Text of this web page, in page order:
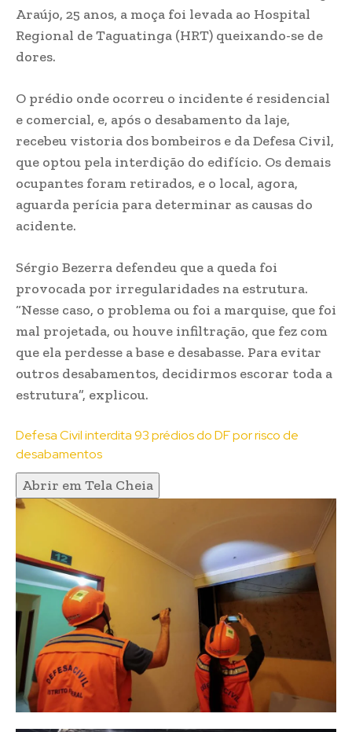
Araújo, 25 anos, a moça foi levada ao Hospital
Regional de Taguatinga (HRT) queixando-se de
dores.
O prédio onde ocorreu o incidente é residencial
e comercial, e, após o desabamento da laje,
recebeu vistoria dos bombeiros e da Defesa Civil,
que optou pela interdição do edifício. Os demais
ocupantes foram retirados, e o local, agora,
aguarda perícia para determinar as causas do
acidente.
Sérgio Bezerra defendeu que a queda foi
provocada por irregularidades na estrutura.
“Nesse caso, o problema ou foi a marquise, que foi
mal projetada, ou houve infiltração, que fez com
que ela perdesse a base e desabasse. Para evitar
outros desabamentos, decidirmos escorar toda a
estrutura”, explicou.
Defesa Civil interdita 93 prédios do DF por risco de
desabamentos
Abrir em Tela Cheia